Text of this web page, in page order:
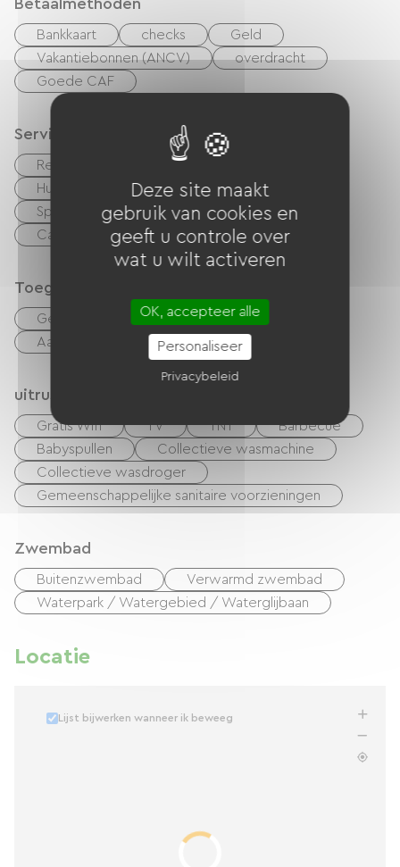
Betaalmethoden
Bankkaart checks
Geld
Vakantiebonnen (ANCV)
overdracht
Goede CAF
Services
Restauratie rapide
Huisdieren toegelaten
Vellen te huur
Speelkamer
Vergaderzaal
Camperserviceplaats
Toegankelijkheid
Geschikte parkeerplaats
Aangepaste toiletten
uitrusting
Gratis Wifi TV TNT
Barbecue
Babyspullen
Collectieve wasmachine
Collectieve wasdroger
Gemeenschappelijke sanitaire voorzieningen
Zwembad
Buitenzwembad
Verwarmd zwembad
Waterpark / Watergebied / Waterglijbaan
Locatie
Lijst bijwerken wanneer ik beweeg
Deze site maakt
gebruik van cookies en
geeft u controle over
wat u wilt activeren
OK, accepteer alle
Personaliseer
Privacybeleid